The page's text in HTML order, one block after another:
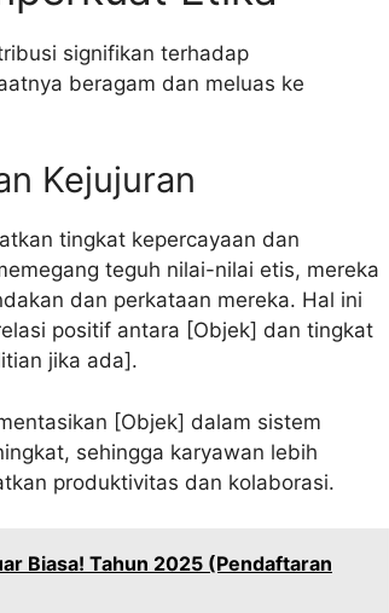
signifikan terhadap
beragam dan meluas ke
Kejujuran
tingkat kepercayaan dan
teguh nilai-nilai etis, mereka
dan perkataan mereka. Hal ini
positif antara [Objek] dan tingkat
jika ada].
[Objek] dalam sistem
sehingga karyawan lebih
produktivitas dan kolaborasi.
Biasa! Tahun 2025 (Pendaftaran